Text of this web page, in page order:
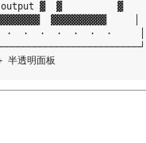
▓  ▓          ▓    │
▓▓▓▓▓▓▓▓▓▓     │
·  ·  ·  ·  ·  ·  ·     │